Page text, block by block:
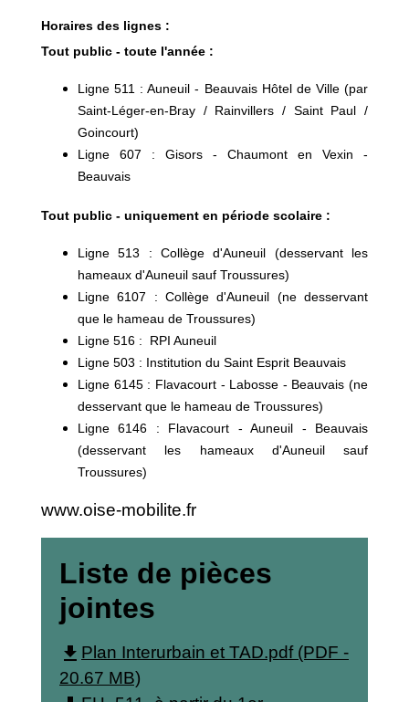
Horaires des lignes :
Tout public - toute l'année :
Ligne 511 : Auneuil - Beauvais Hôtel de Ville (par
Saint-Léger-en-Bray / Rainvillers / Saint Paul /
Goincourt)
Ligne 607 : Gisors - Chaumont en Vexin -
Beauvais
Tout public - uniquement en période scolaire :
Ligne 513 : Collège d'Auneuil (desservant les
hameaux d'Auneuil sauf Troussures)
Ligne 6107 : Collège d'Auneuil (ne desservant
que le hameau de Troussures)
Ligne 516 : RPI Auneuil
Ligne 503 : Institution du Saint Esprit Beauvais
Ligne 6145 : Flavacourt - Labosse - Beauvais (ne
desservant que le hameau de Troussures)
Ligne 6146 : Flavacourt - Auneuil - Beauvais
(desservant les hameaux d'Auneuil sauf
Troussures)
www.oise-mobilite.fr
Liste de pièces
jointes
file_download Plan Interurbain et TAD.pdf (PDF -
20.67 MB)